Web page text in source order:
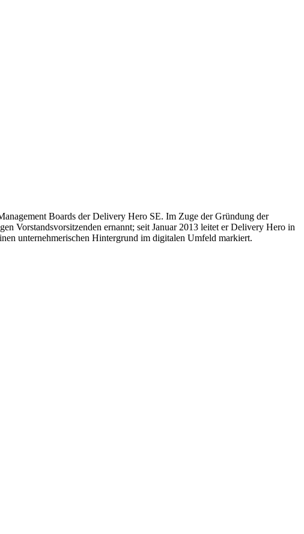
Boards der Delivery Hero SE. Im Zuge der Gründung der
Vorstandsvorsitzenden ernannt; seit Januar 2013 leitet er Delivery Hero in
unternehmerischen Hintergrund im digitalen Umfeld markiert.